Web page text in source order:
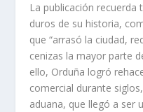
La publicación
duros de su historia,
que “arrasó la ciudad,
cenizas la mayor parte
ello, Orduña logró
comercial durante
aduana, que llegó a ser